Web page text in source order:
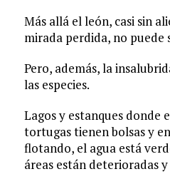
Más allá el león, casi sin
mirada perdida, no puede
Pero, además, la
las especies.
Lagos y estanques donde
tortugas tienen bolsas y
flotando, el agua está
áreas están deterioradas